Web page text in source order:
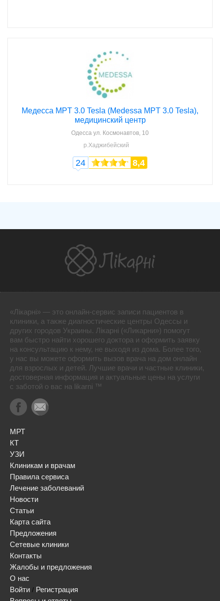
Медесса MPT 3.0 Tesla (Medessa MPT 3.0 Tesla),
медицинский центр
Одесса ул. Космонавтов, 10
р.Хаджибейский
24 8,4
«Лікарні» — это онлайн-сервис записи пациентов в
клиники, а также диагностические центры Одессы и
других городов Украины. Лікарні («Ликарни») помогут
вам быстро найти хорошего доктора и оформить заявку
на консультацию к нему, не выходя из дома. Более того,
у нас вы можете оформить вызов врача на дом онлайн
для взрослых и детей. Лучшие врачи и частные клиники,
достоверная информация и актуальные цены на услуги
с заботой о вас на likarni ™
МРТ
КТ
УЗИ
Клиникам и врачам
Правила сервиса
Лечение заболеваний
Новости
Статьи
Карта сайта
Предложения
Сетевые клиники
Контакты
Жалобы и предложения
О нас
Войти / Регистрация